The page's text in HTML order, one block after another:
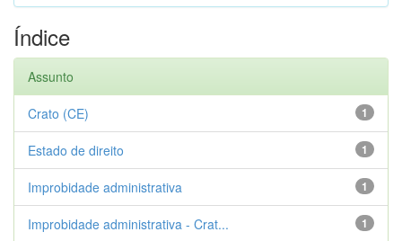
Índice
Assunto
1
Crato (CE)
1
Estado de direito
1
Improbidade administrativa
1
Improbidade administrativa - Crat...